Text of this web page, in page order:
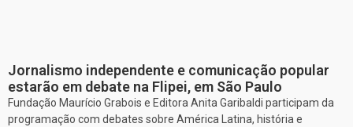
Jornalismo independente e comunicação popular
estarão em debate na Flipei, em São Paulo
Fundação Maurício Grabois e Editora Anita Garibaldi participam da
programação com debates sobre América Latina, história e